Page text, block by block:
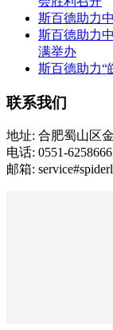
斯百德助力
斯百德助力
满举办
斯百德助力“
联系我们
地址: 合肥蜀山区
电话: 0551-
邮箱: